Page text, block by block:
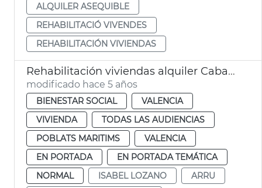
ALQUILER ASEQUIBLE
REHABILITACIÓ VIVENDES
REHABILITACIÓN VIVIENDAS
Rehabilitación viviendas alquiler Cabanyal
modificado hace 5 años
BIENESTAR SOCIAL
VALENCIA
VIVIENDA
TODAS LAS AUDIENCIAS
POBLATS MARITIMS
VALENCIA
EN PORTADA
EN PORTADA TEMÁTICA
NORMAL
ISABEL LOZANO
ARRU